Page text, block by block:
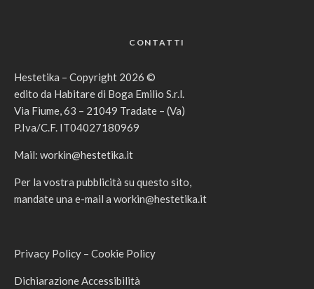
CONTATTI
Hestetika – Copyright 2026 ©
edito da Habitare di Boga Emilio S.r.l.
Via Fiume, 63 – 21049 Tradate – (Va)
P.Iva/C.F. IT04027180969
Mail: workin@hestetika.it
Per la vostra pubblicità su questo sito,
mandate una e-mail a workin@hestetika.it
Privacy Policy – Cookie Policy
Dichiarazione Accessibilità